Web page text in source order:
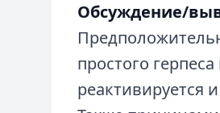
Обсуждение/
простого
реактивируется